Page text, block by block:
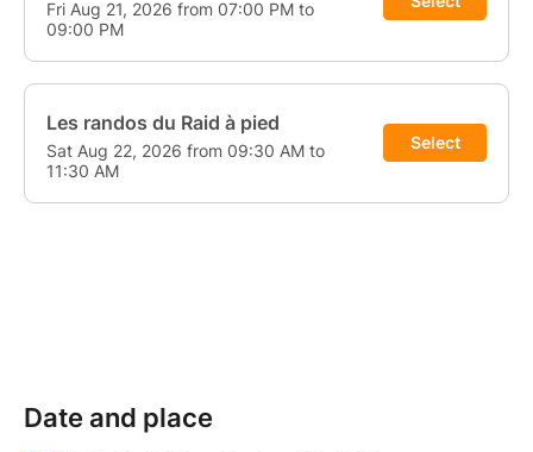
ven 21 août : rando vélo - départ au Chalet
CAP33, domaine du Pinsan à 19h
Date and place